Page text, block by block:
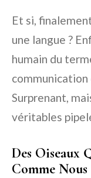
Et si,
une langue ?
humain du
communication
Surprenant,
véritables
Des Oiseaux
Comme Nous